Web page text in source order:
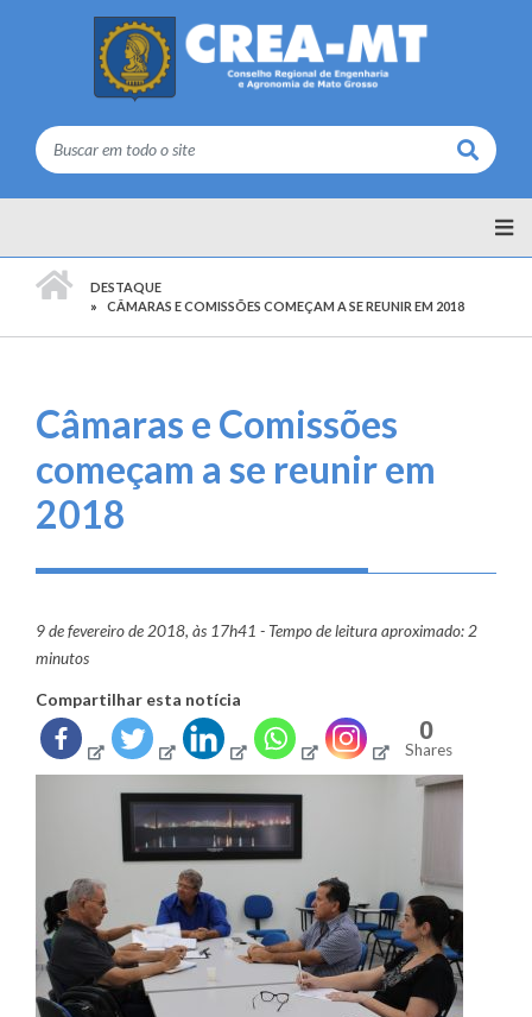
Buscar
DESTAQUE
CÂMARAS E COMISSÕES COMEÇAM A SE REUNIR EM 2018
Câmaras e Comissões
começam a se reunir em
2018
9 de fevereiro de 2018, às 17h41 - Tempo de leitura aproximado: 2
minutos
Compartilhar esta notícia
0
Shares